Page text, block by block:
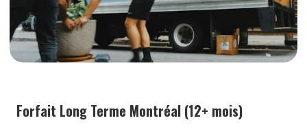
Forfait Long Terme Montréal (12+ mois)